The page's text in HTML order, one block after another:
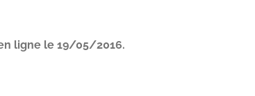
ligne le 19/05/2016.